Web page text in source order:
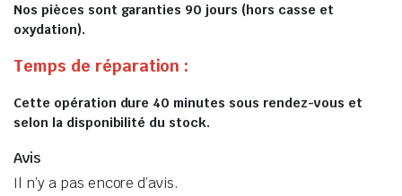
Nos pièces sont garanties 90 jours (hors casse et
oxydation).
Temps de réparation :
Cette opération dure 40 minutes sous rendez-vous et
selon la disponibilité du stock.
Avis
Il n’y a pas encore d’avis.